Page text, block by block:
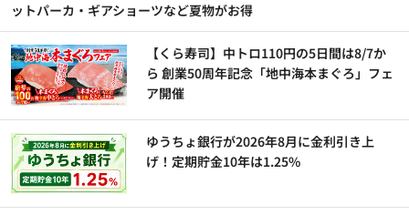
ットパーカ・ギアショーツなど夏物がお得
【くら寿司】中トロ110円の5日間は8/7か
ら 創業50周年記念「地中海本まぐろ」フェ
ア開催
ゆうちょ銀行が2026年8月に金利引き上
げ！定期貯金10年は1.25%